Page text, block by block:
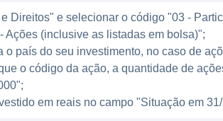
RLI incluem planos de saúde,
objetivo proporcionar segurança
financeira contra imprevistos. A
Direitos" e selecionar o código "03 -
Ações (inclusive as listadas em bolsa)";
o país do seu investimento, no caso de
o código da ação, a quantidade de
em reais no campo "Situação em